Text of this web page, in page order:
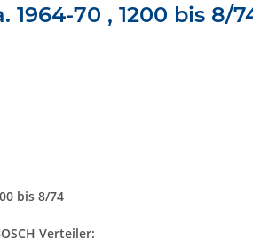
70 , 1200 bis 8/
bis 8/74
Verteiler: